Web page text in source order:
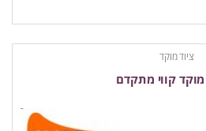
ציוד מוקד
קווי מתקדם